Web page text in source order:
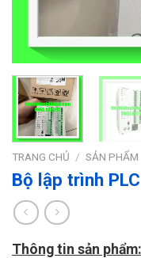
TRANG CHỦ / SẢN PHẨM
Bộ lập trình
Thông tin sản